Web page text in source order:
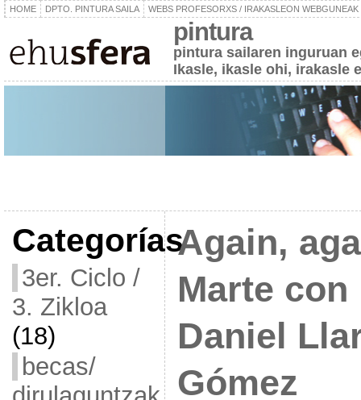
HOME DPTO. PINTURA SAILA WEBS PROFESORXS / IRAKASLEON WEBGUNEAK
pintura
pintura sailaren inguruan
Ikasle, ikasle ohi, irakasle
Categorías
3er. Ciclo /
3. Zikloa
(18)
becas/
Again,
Marte
Daniel
Gómez